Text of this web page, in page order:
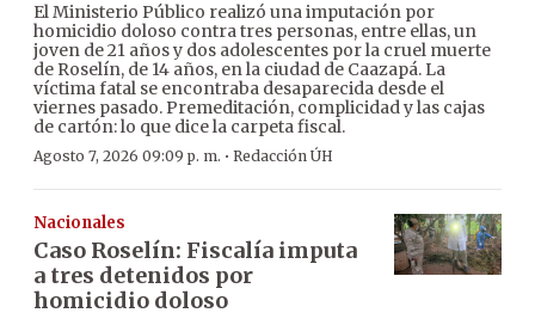
El Ministerio Público realizó una imputación por
homicidio doloso contra tres personas, entre ellas, un
joven de 21 años y dos adolescentes por la cruel muerte
de Roselín, de 14 años, en la ciudad de Caazapá. La
víctima fatal se encontraba desaparecida desde el
viernes pasado. Premeditación, complicidad y las cajas
de cartón: lo que dice la carpeta fiscal.
Agosto 7, 2026 09:09 p. m. · Redacción ÚH
Nacionales
Caso Roselín: Fiscalía imputa
a tres detenidos por
homicidio doloso